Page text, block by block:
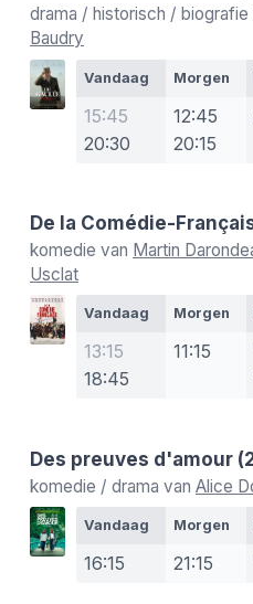
drama / historisch / biografie
Baudry
Vandaag Morgen
15:45
20:30
12:45
20:15
De la Comédie-
komedie van Martin
Usclat
Vandaag Morgen
13:15
18:45
11:15
Des preuves d'amour
komedie / drama van Alice
Vandaag Morgen
16:15 21:15